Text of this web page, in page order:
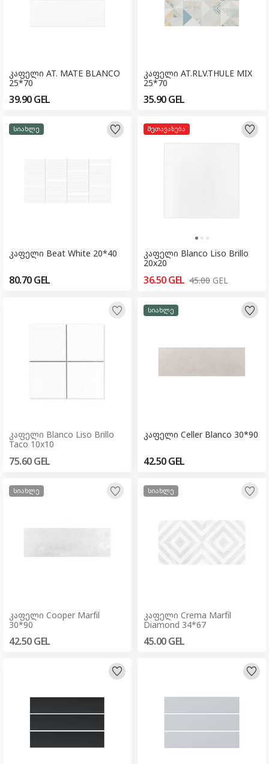
კაფელი AT. MATE BLANCO
25*70
39.90GEL
კაფელი AT.RLV.THULE MIX
25*70
35.90GEL
სიახლე
კაფელი Beat White 20*40
80.70GEL
შეთავაზება
კაფელი Blanco Liso Brillo
20x20
45.00 GEL
36.50GEL
კაფელი Blanco Liso Brillo
Taco 10x10
75.60GEL
სიახლე
კაფელი Celler Blanco 30*90
42.50GEL
სიახლე
კაფელი Cooper Marfil
30*90
42.50GEL
სიახლე
კაფელი Crema Marfil
Diamond 34*67
45.00GEL